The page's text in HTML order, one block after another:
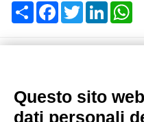
Share FacebookTwitterLinkedIn
Reg. Impr. C.C.I.A.A.
Questo sito
dati personali